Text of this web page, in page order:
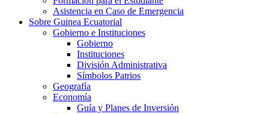
Asistencia en Caso de Emergencia
Sobre Guinea Ecuatorial
Gobierno e Instituciones
Gobierno
Instituciones
División Administrativa
Símbolos Patrios
Geografía
Economía
Guía y Planes de Inversión